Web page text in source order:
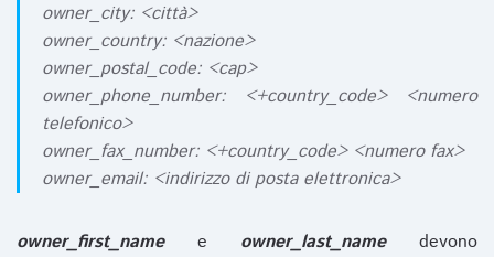
owner_city: <città>
owner_country: <nazione>
owner_postal_code: <cap>
owner_phone_number: <+country_code> <numero
telefonico>
owner_fax_number: <+country_code> <numero fax>
owner_email: <indirizzo di posta elettronica>
owner_first_namee owner_last_namedevono